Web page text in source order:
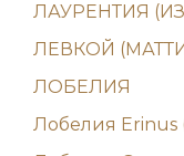
ЛАУРЕНТИЯ
ЛЕВКОЙ
ЛОБЕЛИЯ
Лобелия